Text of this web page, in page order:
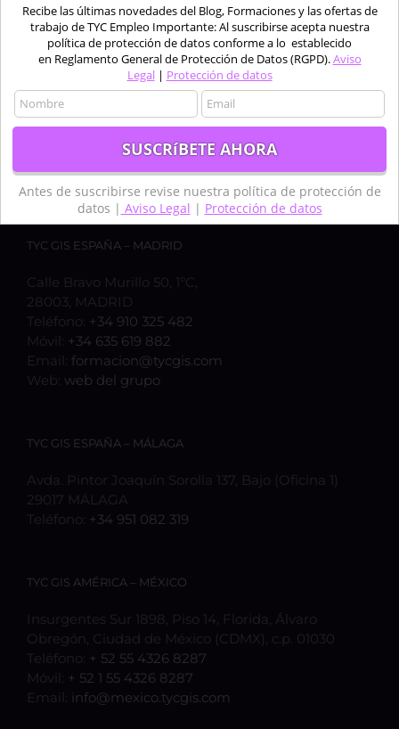
Profesionales formando a profesionales.
TYC GIS ESPAÑA – MADRID
Calle Bravo Murillo 50, 1ºC,
28003, MADRID
Teléfono: +34 910 325 482
Móvil: +34 635 619 882
Email: formacion@tycgis.com
Web: web del grupo
TYC GIS ESPAÑA – MÁLAGA
Avda. Pintor Joaquín Sorolla 137, Bajo (Oficina 1)
29017 MÁLAGA
Teléfono: +34 951 082 319
TYC GIS AMÉRICA – MÉXICO
Insurgentes Sur 1898, Piso 14, Florida, Álvaro
Obregón, Ciudad de México (CDMX), c.p. 01030
Teléfono: + 52 55 4326 8287
Móvil: + 52 1 55 4326 8287
Email: info@mexico.tycgis.com
Recibe las últimas novedades del Blog, Formaciones y las ofertas de
trabajo de TYC Empleo Importante: Al suscribirse acepta nuestra
política de protección de datos conforme a lo establecido
en Reglamento General de Protección de Datos (RGPD).Aviso
Legal| Protección de datos
Antes de suscribirse revise nuestra política de protección de
datos | Aviso Legal | Protección de datos